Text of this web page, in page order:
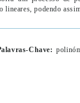
lineares, podendo
Chave: